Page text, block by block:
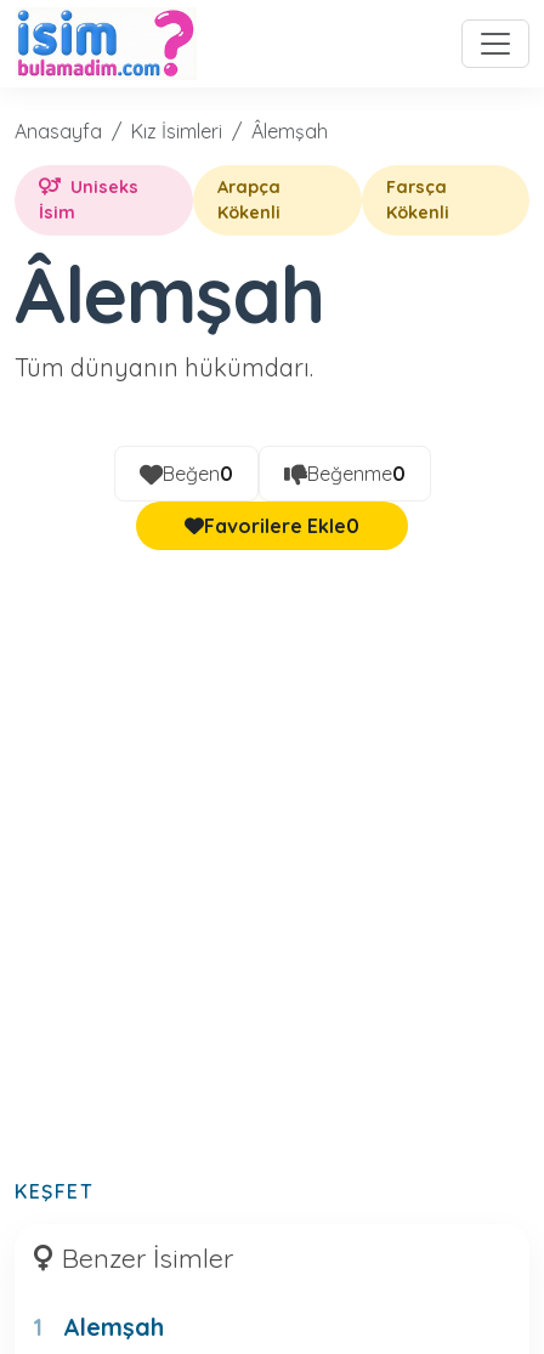
Anasayfa Kız İsimleri Âlemşah
Uniseks
İsim
Arapça
Kökenli
Farsça
Kökenli
Âlemşah
Tüm dünyanın hükümdarı.
Beğen0 Beğenme0
Favorilere Ekle0
KEŞFET
Benzer İsimler
1 Alemşah